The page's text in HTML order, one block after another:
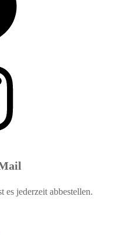
es jederzeit abbestellen.